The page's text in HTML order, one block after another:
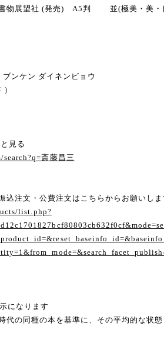
展望社 (発売) A5判 並(極美・美・
ブンケン ダイネンピョウ
見る
斎藤昌三
注文・公費注文はこちらからお願いしま
list.php?
になります
代の同種の本を基準に、その平均的な状態